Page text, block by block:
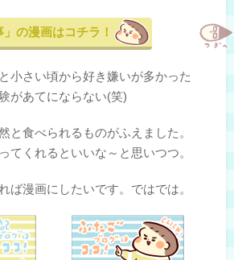
」の漫画はコチラ！
小さい頃から好き嫌いが多かった
があてにならない(笑)
と食べられるものがふえました。
てくれるといいな～と思いつつ。
ば漫画にしたいです。ではでは。